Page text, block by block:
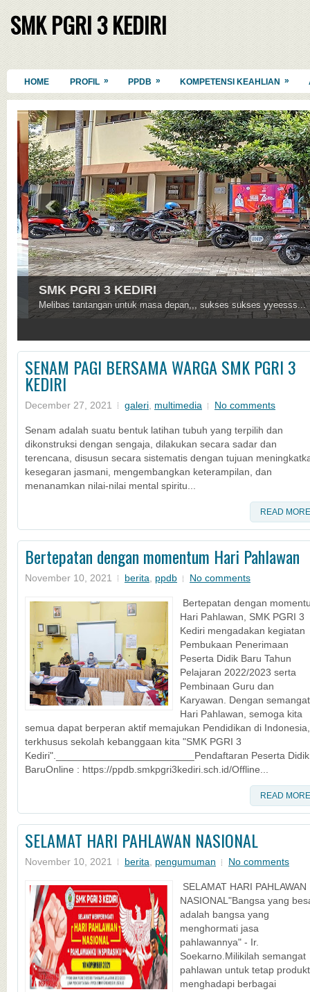
SMK PGRI 3 KEDIRI
HOME PROFIL » PPDB » KOMPETENSI KEAHLIAN »
SMK PGRI 3 KEDIRI
Melibas tantangan untuk masa depan,,, sukses sukses yyeesss...
SENAM PAGI BERSAMA WARGA SMK PGRI 3
KEDIRI
December 27, 2021 galeri, multimedia No comments
Senam adalah suatu bentuk latihan tubuh yang terpilih dan
dikonstruksi dengan sengaja, dilakukan secara sadar dan
terencana, disusun secara sistematis dengan tujuan
kesegaran jasmani, mengembangkan keterampilan, dan
menanamkan nilai-nilai mental spiritu...
READ MORE
Bertepatan dengan momentum Hari Pahlawan
November 10, 2021 berita, ppdb No comments
Bertepatan dengan
Hari Pahlawan, SMK PGRI 3
Kediri mengadakan kegiatan
Pembukaan Penerimaan
Peserta Didik Baru Tahun
Pelajaran 2022/2023 serta
Pembinaan Guru dan
Karyawan. Dengan semangat
Hari Pahlawan, semoga kita
semua dapat berperan aktif memajukan Pendidikan di Indonesia,
terkhusus sekolah kebanggaan kita "SMK PGRI 3
Kediri"._________________________Pendaftaran Peserta Didik
BaruOnline : https://ppdb.smkpgri3kediri.sch.id/Offline...
READ MORE
SELAMAT HARI PAHLAWAN NASIONAL
November 10, 2021 berita, pengumuman No comments
SELAMAT HARI PAHLAWAN
NASIONAL"Bangsa yang
adalah bangsa yang
menghormati jasa
pahlawannya" - Ir.
Soekarno.Milikilah semangat
pahlawan untuk tetap
menghadapi berbagai